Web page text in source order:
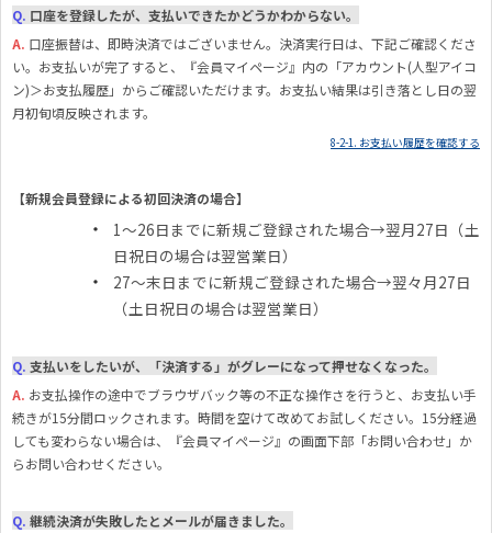
Q. 口座を登録したが、支払いできたかどうかわからない。
A. 口座振替は、即時決済ではございません。決済実行日は、下記ご確認くださ
い。お支払いが完了すると、『会員マイページ』内の「アカウント(人型アイコ
ン)＞お支払履歴」からご確認いただけます。お支払い結果は引き落とし日の翌
月初旬頃反映されます。
8-2-1. お支払い履歴を確認する
【新規会員登録による初回決済の場合】
1～26日までに新規ご登録された場合→翌月27日（土
日祝日の場合は翌営業日）
27～末日までに新規ご登録された場合→翌々月27日
（土日祝日の場合は翌営業日）
Q. 支払いをしたいが、「決済する」がグレーになって押せなくなった。
A. お支払操作の途中でブラウザバック等の不正な操作さを行うと、お支払い手
続きが15分間ロックされます。時間を空けて改めてお試しください。15分経過
しても変わらない場合は、『会員マイページ』の画面下部「お問い合わせ」か
らお問い合わせください。
Q. 継続決済が失敗したとメールが届きました。